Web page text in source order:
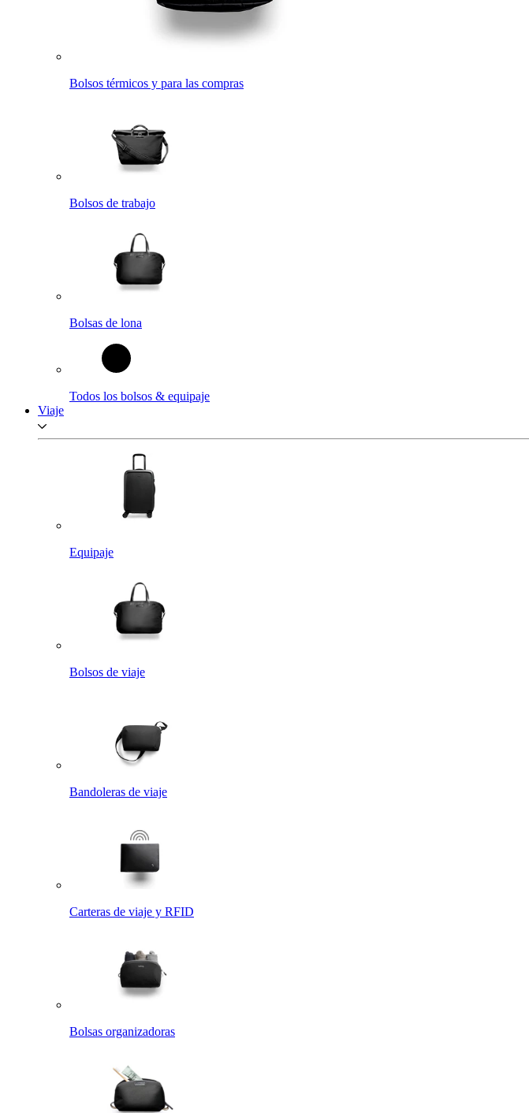
Bolsos térmicos y para las compras
Bolsos de trabajo
Bolsas de lona
Todos los bolsos & equipaje
Viaje
Equipaje
Bolsos de viaje
Bandoleras de viaje
Carteras de viaje y RFID
Bolsas organizadoras